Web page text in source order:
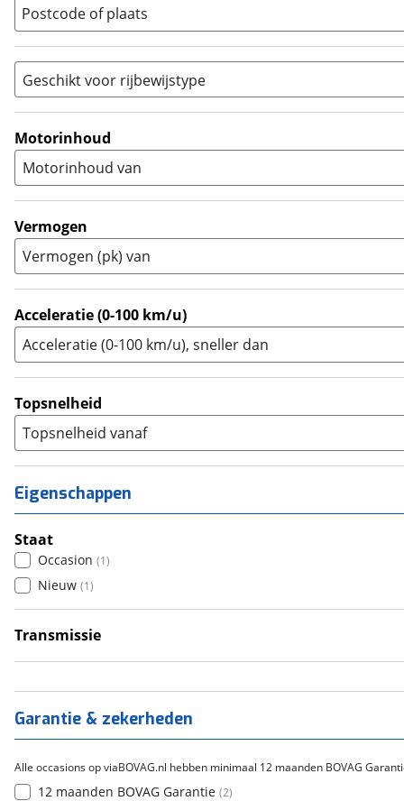
Racer ( 0)
Sport (0)
Sport Touring
Supermotard (0)
Supersport
Tourer (0)
Touring Enduro
Trike (0)
Zijspan 0)
Postcode of plaats
Geschikt voor rijbewijstype
A (2)
A1 (0)
(
Motorinhoud
Motorinhoud van
Vermogen
Vermogen (pk) van
Acceleratie (0-100 km/u)
Acceleratie (0-100 km/u), sneller dan
Topsnelheid
Topsnelheid vanaf
Eigenschappen
Staat
Occasion (1)
Nieuw (1)
Transmissie
Garantie & zekerheden
Alle occasions op viaBOVAG.nl hebben minimaal 12 maanden BOVAG
12 maanden BOVAG Garantie (2)